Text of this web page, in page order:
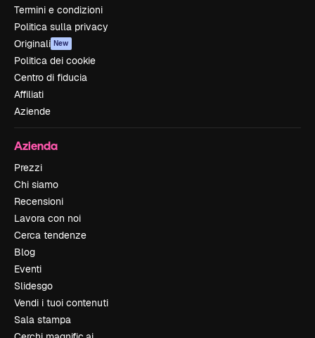
Termini e condizioni
Politica sulla privacy
Originali New
Politica dei cookie
Centro di fiducia
Affiliati
Aziende
Azienda
Prezzi
Chi siamo
Recensioni
Lavora con noi
Cerca tendenze
Blog
Eventi
Slidesgo
Vendi i tuoi contenuti
Sala stampa